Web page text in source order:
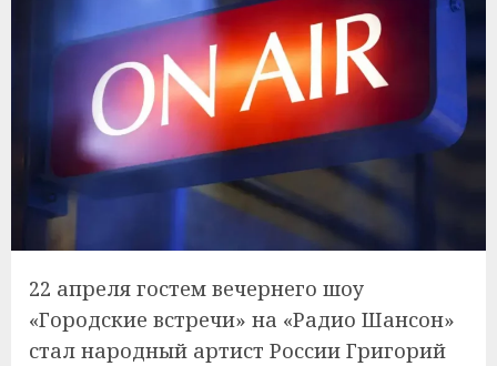
22 апреля гостем вечернего шоу
«Городские встречи» на «Радио Шансон»
стал народный артист России Григорий